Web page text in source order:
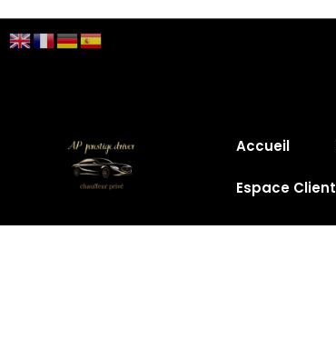
Accueil
Espace Client